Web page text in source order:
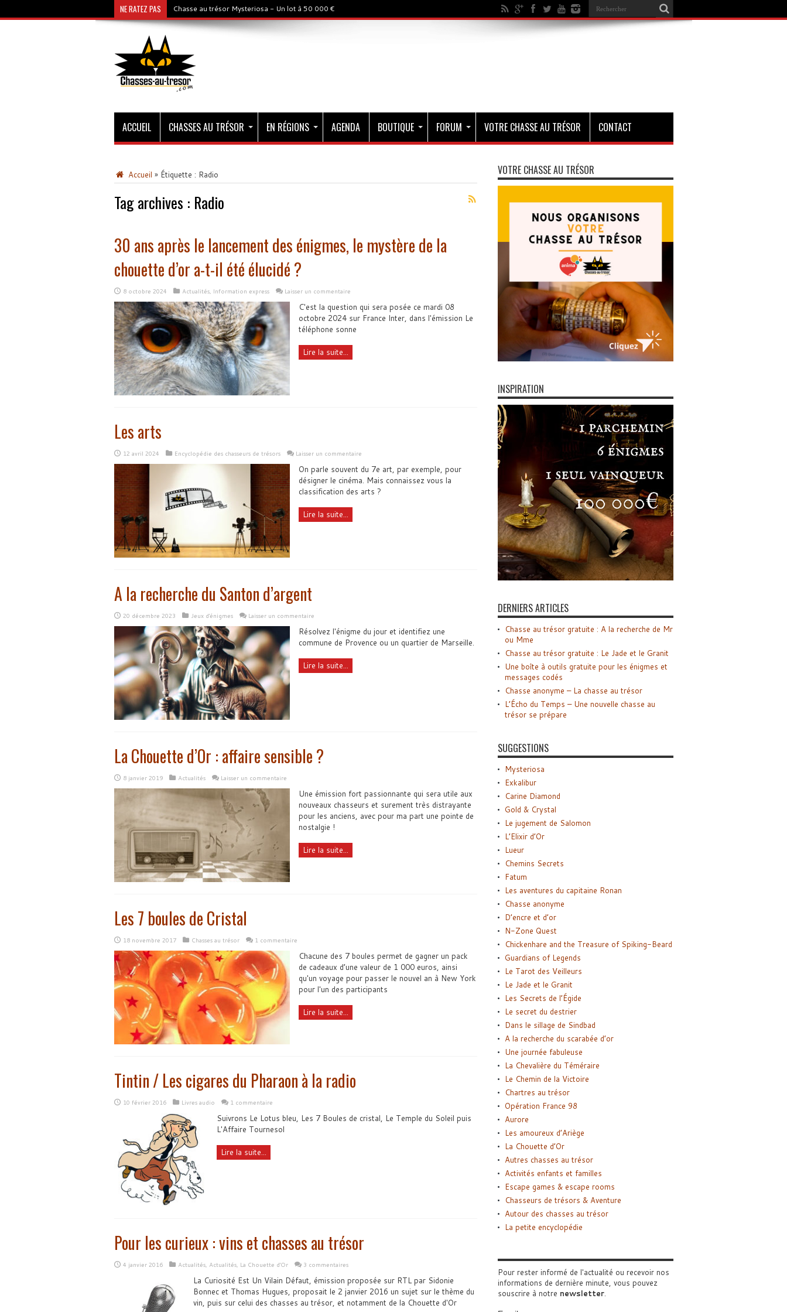
NE RATEZ PAS Chasse au trésor Mysteriosa - Un lot à 50 000 €
ACCUEIL CHASSES AU TRÉSOR EN RÉGIONS AGENDA BOUTIQUE FORUM VOTRE CHASSE AU TRÉSOR CONTACT
Accueil » Étiquette : Radio
Tag archives : Radio
30 ans après le lancement des énigmes, le mystère de la
chouette d’or a-t-il été élucidé ?
8 octobre 2024 Actualités, Information express Laisser un commentaire
C'est la question qui sera posée ce mardi 08
octobre 2024 sur France Inter, dans l'émission Le
téléphone sonne
Lire la suite...
Les arts
12 avril 2024 Encyclopédie des chasseurs de trésors Laisser un commentaire
On parle souvent du 7e art, par exemple, pour
désigner le cinéma. Mais connaissez vous la
classification des arts ?
Lire la suite...
A la recherche du Santon d’argent
20 décembre 2023 Jeux d'énigmes Laisser un commentaire
Résolvez l'énigme du jour et identifiez une
commune de Provence ou un quartier de Marseille.
Lire la suite...
La Chouette d’Or : affaire sensible ?
8 janvier 2019 Actualités Laisser un commentaire
Une émission fort passionnante qui sera utile aux
nouveaux chasseurs et surement très distrayante
pour les anciens, avec pour ma part une pointe de
nostalgie !
Lire la suite...
Les 7 boules de Cristal
18 novembre 2017 Chasses au trésor 1 commentaire
Chacune des 7 boules permet de gagner un pack
de cadeaux d’une valeur de 1 000 euros, ainsi
qu'un voyage pour passer le nouvel an à New York
pour l'un des participants
Lire la suite...
Tintin / Les cigares du Pharaon à la radio
10 février 2016 Livres audio 1 commentaire
Suivrons Le Lotus bleu, Les 7 Boules de cristal, Le Temple du Soleil puis
L'Affaire Tournesol
Lire la suite...
Pour les curieux : vins et chasses au trésor
4 janvier 2016 Actualités, Actualités, La Chouette d'Or 3 commentaires
La Curiosité Est Un Vilain Défaut, émission proposée sur RTL par Sidonie
Bonnec et Thomas Hugues, proposait le 2 janvier 2016 un sujet sur le thème du
vin, puis sur celui des chasses au trésor, et notamment de la Chouette d'Or
VOTRE CHASSE AU TRÉSOR
INSPIRATION
DERNIERS ARTICLES
Chasse au trésor gratuite : A la recherche de Mr
ou Mme
Chasse au trésor gratuite : Le Jade et le Granit
Une boîte à outils gratuite pour les énigmes et
messages codés
Chasse anonyme – La chasse au trésor
L’Écho du Temps – Une nouvelle chasse au
trésor se prépare
SUGGESTIONS
Mysteriosa
Exkalibur
Carine Diamond
Gold & Crystal
Le jugement de Salomon
L’Elixir d’Or
Lueur
Chemins Secrets
Fatum
Les aventures du capitaine Ronan
Chasse anonyme
D’encre et d’or
N-Zone Quest
Chickenhare and the Treasure of Spiking-Beard
Guardians of Legends
Le Tarot des Veilleurs
Le Jade et le Granit
Les Secrets de l’Égide
Le secret du destrier
Dans le sillage de Sindbad
A la recherche du scarabée d’or
Une journée fabuleuse
La Chevalière du Téméraire
Le Chemin de la Victoire
Chartres au trésor
Opération France 98
Aurore
Les amoureux d’Ariège
La Chouette d’Or
Autres chasses au trésor
Activités enfants et familles
Escape games & escape rooms
Chasseurs de trésors & Aventure
Autour des chasses au trésor
La petite encyclopédie
Pour rester informé de l'actualité ou recevoir nos
informations de dernière minute, vous pouvez
souscrire à notre newsletter.